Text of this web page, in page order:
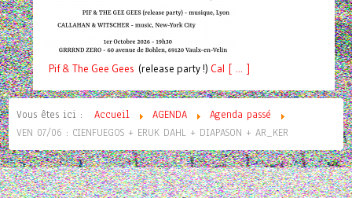
Pif& The Gee Gees (release party !) Cal [ ... ]
Vous êtes ici : Accueil AGENDA
Agenda passé
VEN 07/06 : CIENFUEGOS + ERUK DAHL + DIAPASON + AR_KER